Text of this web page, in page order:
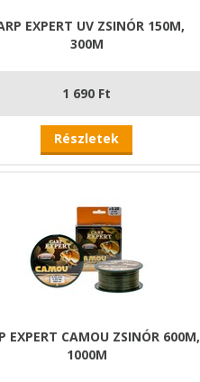
EXPERT UV ZSINÓR 150M,
300M
1 690 Ft
Részletek
EXPERT CAMOU ZSINÓR 600M,
1000M